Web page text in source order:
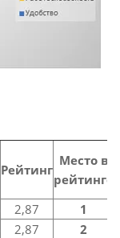
Рейтинг
Место в
рейтинге
2,87
1
2,87
2